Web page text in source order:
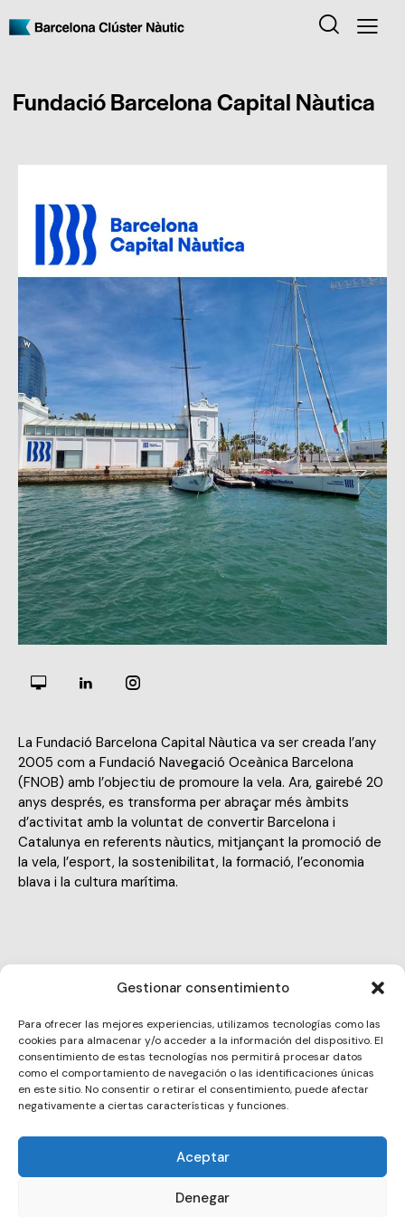
Gestionar consentimiento
Para ofrecer las mejores experiencias, utilizamos tecnologías como las
cookies para almacenar y/o acceder a la información del dispositivo. El
consentimiento de estas tecnologías nos permitirá procesar datos
como el comportamiento de navegación o las identificaciones únicas
en este sitio. No consentir o retirar el consentimiento, puede afectar
negativamente a ciertas características y funciones.
Aceptar
Denegar
Fundació Barcelona Capital Nàutica
La Fundació Barcelona Capital Nàutica va ser creada l’any
2005 com a Fundació Navegació Oceànica Barcelona
(FNOB) amb l’objectiu de promoure la vela. Ara, gairebé 20
anys després, es transforma per abraçar més àmbits
d’activitat amb la voluntat de convertir Barcelona i
Catalunya en referents nàutics, mitjançant la promoció de
la vela, l’esport, la sostenibilitat, la formació, l’economia
blava i la cultura marítima.
E-
m
ail:
Ph
on
935 57 97 00
Ad
dr
es
Moll de Llevant, 1 08039 Barcelona
Copyright © 2026. All rights reserved.